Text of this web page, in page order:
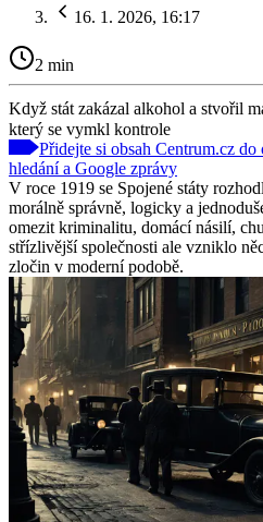
16. 1. 2026, 16:17
2 min
Když stát zakázal alkohol a stvořil
který se vymkl kontrole
Přidejte si obsah Centrum.cz
hledání a Google zprávy
V roce 1919 se Spojené státy
morálně správně, logicky a
omezit kriminalitu, domácí násilí,
střízlivější společnosti ale vzniklo
zločin v moderní podobě.